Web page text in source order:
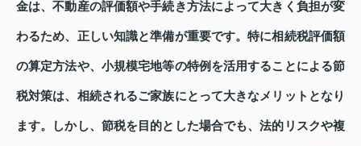
金は、不動産の評価額や手続き方法によって大きく負担が変
わるため、正しい知識と準備が重要です。特に相続税評価額
の算定方法や、小規模宅地等の特例を活用することによる節
税対策は、相続されるご家族にとって大きなメリットとなり
ます。しかし、節税を目的とした場合でも、法的リスクや複